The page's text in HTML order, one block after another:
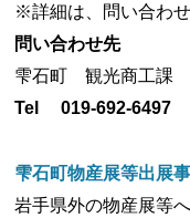
※詳細は、問い合わ
問い合わせ先
雫石町 観光商工課
Tel
019-692-6497
雫石町物産展等出展
岩手県外の物産展等